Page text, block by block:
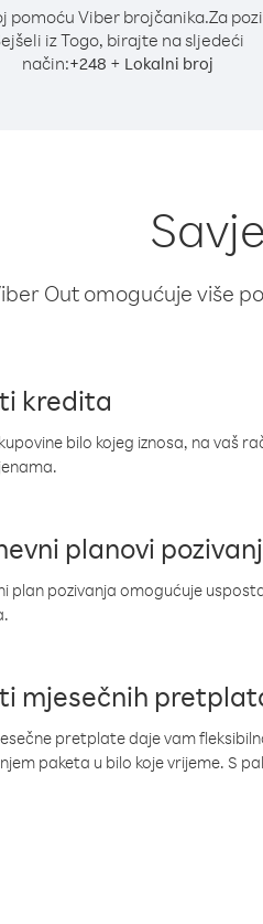
pomoću Viber brojčanika.Za
iz Togo, birajte na sljedeći
način:+248 + Lokalni broj
Out omogućuje više
kredita
bilo kojeg iznosa, na vaš
planovi
plan pozivanja omogućuje
mjesečnih
pretplate daje vam
paketa u bilo koje vrijeme. S